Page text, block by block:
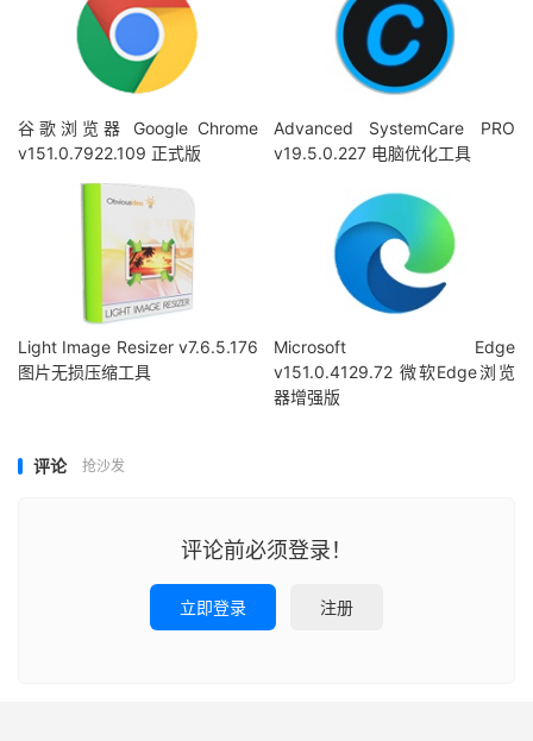
谷歌浏览器 Google Chrome
v151.0.7922.109 正式版
Advanced SystemCare PRO
v19.5.0.227 电脑优化工具
Light Image Resizer v7.6.5.176
图片无损压缩工具
Microsoft Edge
v151.0.4129.72 微软Edge浏览
器增强版
评论 抢沙发
评论前必须登录！
立即登录 注册